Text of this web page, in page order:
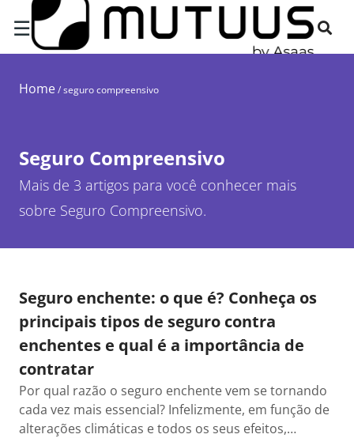
☰
Home/seguro compreensivo
Seguro Compreensivo
Mais de 3 artigos para você conhecer mais
sobre Seguro Compreensivo.
Seguro enchente: o que é? Conheça os
principais tipos de seguro contra
enchentes e qual é a importância de
contratar
Por qual razão o seguro enchente vem se tornando
cada vez mais essencial? Infelizmente, em função de
alterações climáticas e todos os seus efeitos,…